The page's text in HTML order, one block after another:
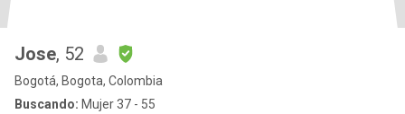
Jose, 52
Bogotá, Bogota, Colombia
Buscando: Mujer 37 - 55